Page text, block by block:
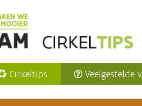
Cirkeltips Veelgestelde